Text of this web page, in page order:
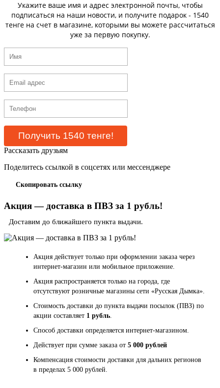
Укажите ваше имя и адрес электронной почты, чтобы
подписаться на наши новости, и получите подарок - 1540
тенге на счет в магазине, которыми вы можете рассчитаться
уже за первую покупку.
Рассказать друзьям
Поделитесь ссылкой в соцсетях или мессенджере
Скопировать ссылку
Акция — доставка в ПВЗ за 1 рубль!
Доставим до ближайшего пункта выдачи.
Акция действует только при оформлении заказа через
интернет-магазин или мобильное приложение.
Акция распространяется только на города, где
отсутствуют розничные магазины сети «Русская Дымка».
Стоимость доставки до пункта выдачи посылок (ПВЗ) по
акции составляет 1 рубль.
Способ доставки определяется интернет-магазином.
Действует при сумме заказа от 5 000 рублей
Компенсация стоимости доставки для дальних регионов
в пределах 5 000 рублей.